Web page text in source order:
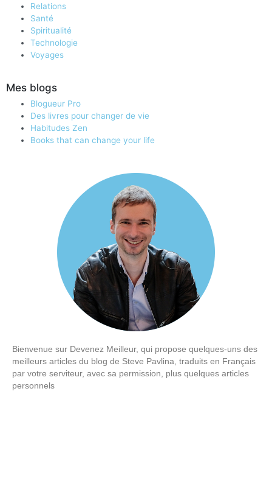
Relations
Santé
Spiritualité
Technologie
Voyages
Mes blogs
Blogueur Pro
Des livres pour changer de vie
Habitudes Zen
Books that can change your life
Bienvenue sur Devenez Meilleur, qui propose quelques-uns des
meilleurs articles du blog de Steve Pavlina, traduits en Français
par votre serviteur, avec sa permission, plus quelques articles
personnels